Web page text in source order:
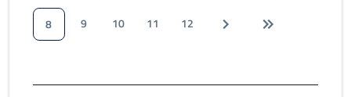
8
9 10 11 12